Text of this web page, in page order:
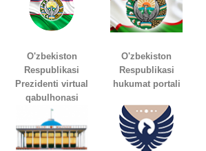
O'zbekiston
Respublikasi
Prezidenti virtual
qabulhonasi
O'zbekiston
Respublikasi
hukumat portali